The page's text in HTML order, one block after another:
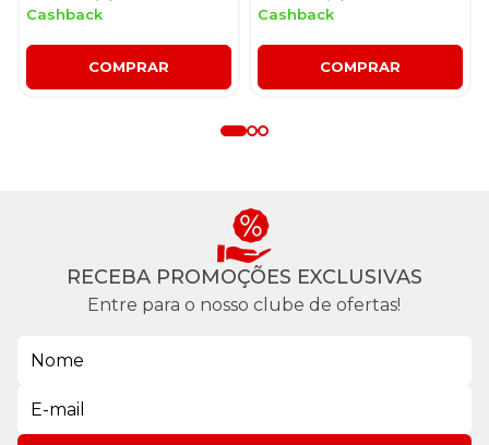
Cashback
COMPRAR
Cashback
COMPRAR
RECEBA PROMOÇÕES EXCLUSIVAS
Entre para o nosso clube de ofertas!